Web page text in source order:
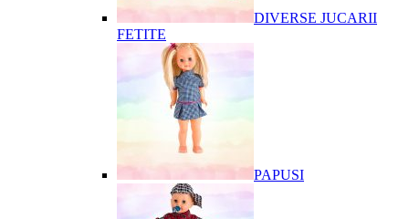
DIVERSE JUCARII
FETITE
PAPUSI